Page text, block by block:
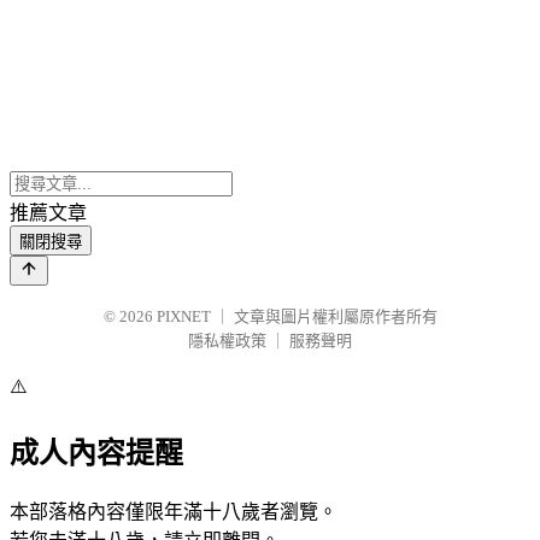
推薦文章
關閉搜尋
© 2026 PIXNET
文章與圖片權利屬原作者所有
隱私權政策
服務聲明
⚠️
成人內容提醒
本部落格內容僅限年滿十八歲者瀏覽。